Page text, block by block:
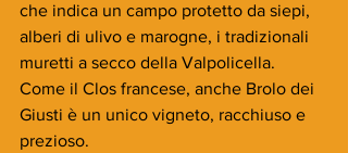
che indica un campo protetto da siepi,
alberi di ulivo e marogne, i tradizionali
muretti a secco della Valpolicella.
Come il Clos francese, anche Brolo dei
Giusti è un unico vigneto, racchiuso e
prezioso.